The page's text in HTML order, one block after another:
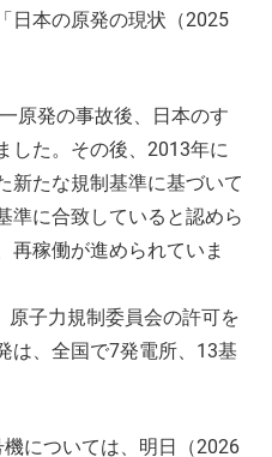
日本の原発の現状（2025
原発の事故後、日本のす
した。その後、2013年に
新たな規制基準に基づいて
準に合致していると認めら
再稼働が進められていま
子力規制委員会の許可を
は、全国で7発電所、13基
については、明日（2026